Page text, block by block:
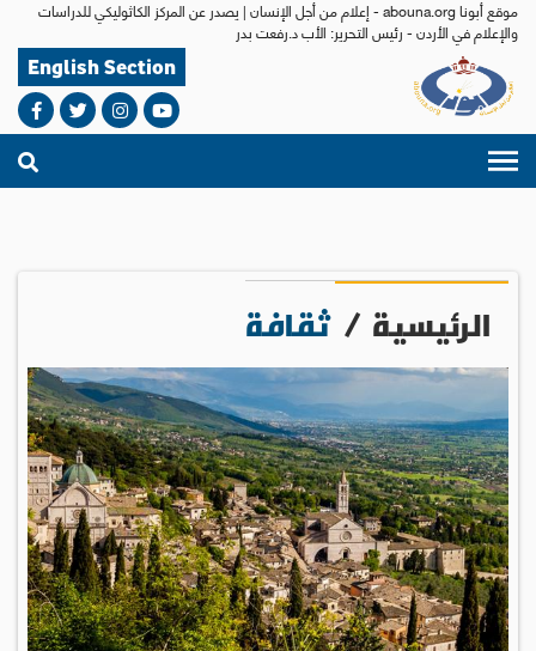
موقع أبونا abouna.org - إعلام من أجل الإنسان | يصدر عن المركز الكاثوليكي للدراسات
والإعلام في الأردن - رئيس التحرير: الأب د.رفعت بدر
English Section
الرئيسية / ثقافة